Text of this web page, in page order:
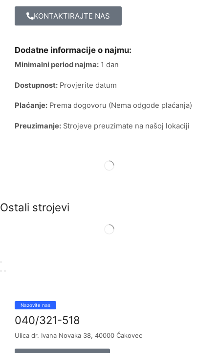
KONTAKTIRAJTE NAS
Dodatne informacije o najmu:
Minimalni period najma: 1 dan
Dostupnost: Provjerite datum
Plaćanje: Prema dogovoru (Nema odgode plaćanja)
Preuzimanje: Strojeve preuzimate na našoj lokaciji
Ostali strojevi
Nazovite nas
040/321-518
Ulica dr. Ivana Novaka 38, 40000 Čakovec